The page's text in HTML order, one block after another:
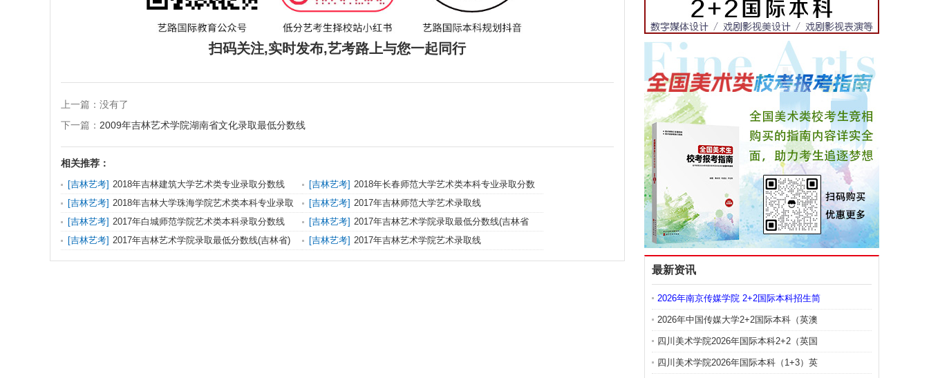
扫码关注,实时发布,艺考路上与您一起同行
上一篇：没有了
下一篇： 2009年吉林艺术学院湖南省文化录取最低分数线
相关推荐：
[吉林艺考] 2018年吉林建筑大学艺术类专业录取分数线 [吉林艺考] 2018年长春师范大学艺术类本科专业录取分数
线
[吉林艺考] 2018年吉林大学珠海学院艺术类本科专业录取
分数线
[吉林艺考] 2017年吉林师范大学艺术录取线
[吉林艺考] 2017年白城师范学院艺术类本科录取分数线 [吉林艺考] 2017年吉林艺术学院录取最低分数线(吉林省
外)
[吉林艺考] 2017年吉林艺术学院录取最低分数线(吉林省) [吉林艺考] 2017年吉林艺术学院艺术录取线
最新资讯
2026年南京传媒学院 2+2国际本科招生简
2026年中国传媒大学2+2国际本科（英澳
四川美术学院2026年国际本科2+2（英国
四川美术学院2026年国际本科（1+3）英